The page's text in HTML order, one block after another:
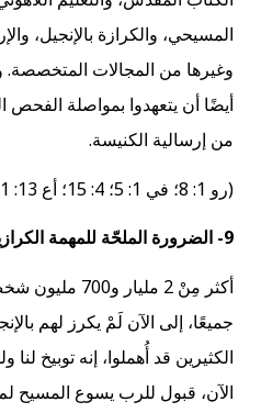
المسيحي، والكرازة بالإنجيل،
وغيرها من المجالات المتخصصة.
أيضًا أن يتعهدوا بمواصلة الفحص
من إرسالية الكنيسة.
(رو 1: 8؛ في 1: 5؛ 4: 15؛ أع 13: 1-3؛ 1تس 1: 6-8).
9- الضرورة الملحّة للمهمة الكرازية
أكثر مِنْ 2
جميعًا، إلى الآن لَمْ يكرز لهم
الكثيرين قد أُهملوا، إنه توبيخ
الآن، قبول للرب يسوع المسيح